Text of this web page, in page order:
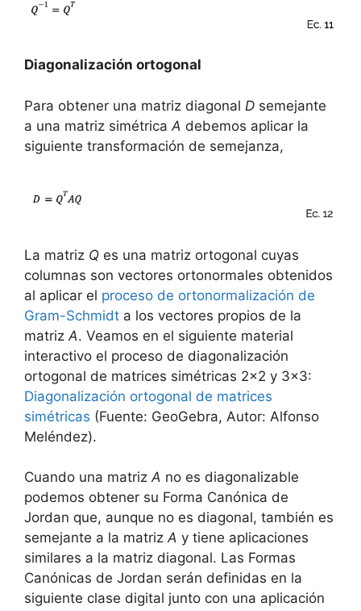
Diagonalización ortogonal
Para obtener una matriz diagonal D semejante
a una matriz simétrica A debemos aplicar la
siguiente transformación de semejanza,
La matriz Q es una matriz ortogonal cuyas
columnas son vectores ortonormales obtenidos
al aplicar el proceso de ortonormalización de
Gram-Schmidt a los vectores propios de la
matriz A. Veamos en el siguiente material
interactivo el proceso de diagonalización
ortogonal de matrices simétricas 2×2 y 3×3:
Diagonalización ortogonal de matrices
simétricas (Fuente: GeoGebra, Autor: Alfonso
Meléndez).
Cuando una matrizA no es diagonalizable
podemos obtener su Forma Canónica de
Jordan que, aunque no es diagonal, también es
semejante a la matrizA y tiene aplicaciones
similares a la matriz diagonal. Las Formas
Canónicas de Jordan serán definidas en la
siguiente clase digital junto con una aplicación